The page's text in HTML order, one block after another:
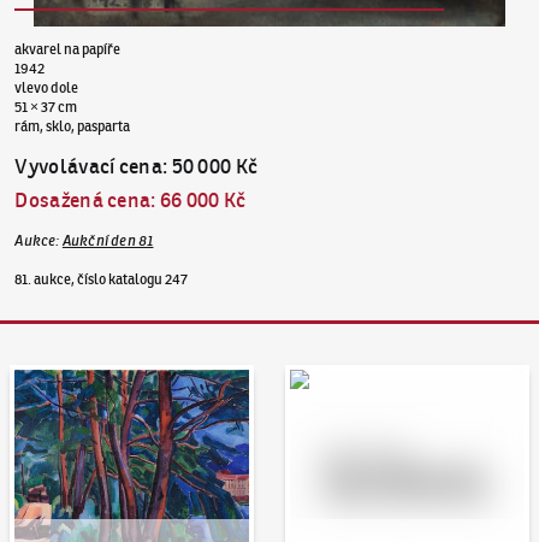
akvarel na papíře
1942
vlevo dole
51 × 37 cm
rám, sklo, pasparta
Vyvolávací cena:50 000 Kč
Dosažená cena:66 000 Kč
Aukce: Aukční den 81
81. aukce, číslo katalogu 247
Aukční den 95 Dražit online - Artslimit